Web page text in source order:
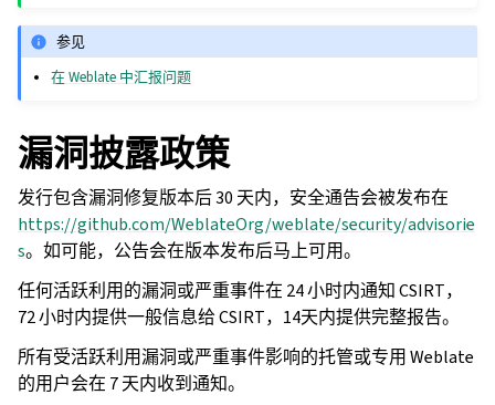
参见
在 Weblate 中汇报问题
漏洞披露政策
发行包含漏洞修复版本后 30 天内，安全通告会被发布在
https://github.com/WeblateOrg/weblate/security/advisorie
s。如可能，公告会在版本发布后马上可用。
任何活跃利用的漏洞或严重事件在 24 小时内通知 CSIRT，
72 小时内提供一般信息给 CSIRT，14天内提供完整报告。
所有受活跃利用漏洞或严重事件影响的托管或专用 Weblate
的用户会在 7 天内收到通知。